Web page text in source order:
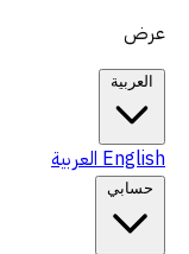
الانتقال إلى المحتوى الرئيسي
عرض
العربية
Englishالعربية
حسابي